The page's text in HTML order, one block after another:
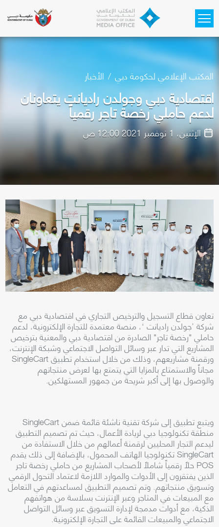
المكتب الإعلامي لحكومة دبي الأخبار
اقتصادية دبي وجولدن راديانت يتعاونان
لدعم حاملي رخصة تاجر رقمياً
الإثنين، 1 نوفمبر 2021 12:00 ص
تعاون قطاع التسجيل والترخيص التجاري في اقتصادية دبي مع
شركة ’جولدن راديانت ‘، منصة معتمدة للتجارة الإلكترونية، لدعم
حاملي "رخصة تاجر" الصادرة من اقتصادية دبي والمعنية بترخيص
المشاريع التي تدار عبر وسائل التواصل الاجتماعي وشبكة الإنترنت،
ورقمنة مشاريعهم، وذلك من خلال استخدام تطبيقSingleCart
مجاناً والاستمتاع بالمزايا التي يتمتع بها لعرض منتجاتهم
والوصول بها إلى أكبر شريحة من جمهور المستهلكين.
ويتبع تطبيقSingleCartإلى شركة تقنية ناشئة قائمة ضمن
منطقة تكنولوجيا دبي لريادة الأعمال، حيث تم تصميم التطبيق
ليدعم التجار المحليين لرقمنة أعمالهم من خلال الاستفادة من
تكنولوجيا الهاتف المحمول، بالإضافة إلى ذلك يقدمSingleCart
POS حلاً رقمياً شاملاً لأصحاب المشاريع من حاملي رخصة تاجر
الذين يفتقرون إلى الأدوات والموارد اللازمة لاعتماد التحول الرقمي
وتسويق منتجاتهم. وتم تصميم التطبيق لمساعدتهم في التعامل
مع المبيعات في المتاجر وعبر الإنترنت بسلاسة من هواتفهم
الذكية، مع أدوات مدمجة لإدارة التسويق عبر وسائل التواصل
الاجتماعي والمبيعات القائمة على التجارة الإلكترونية.